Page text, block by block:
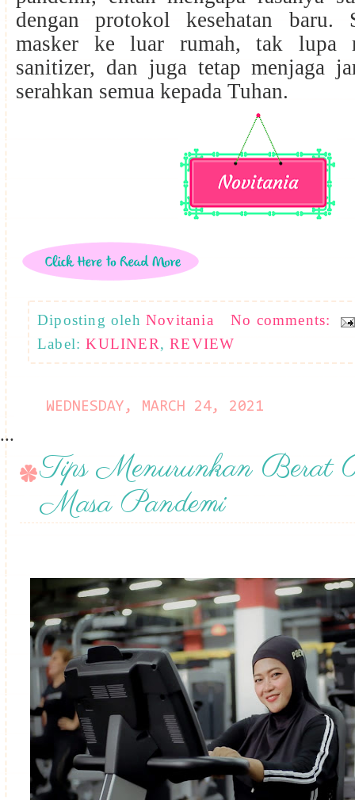
dengan protokol kesehatan baru.
masker ke luar rumah, tak lupa
sanitizer, dan juga tetap menjaga
serahkan semua kepada Tuhan.
Diposting oleh Novitania
No comments:
Label:KULINER,REVIEW
WEDNESDAY, MARCH 24, 2021
...
Tips Menurunkan Berat
Masa Pandemi